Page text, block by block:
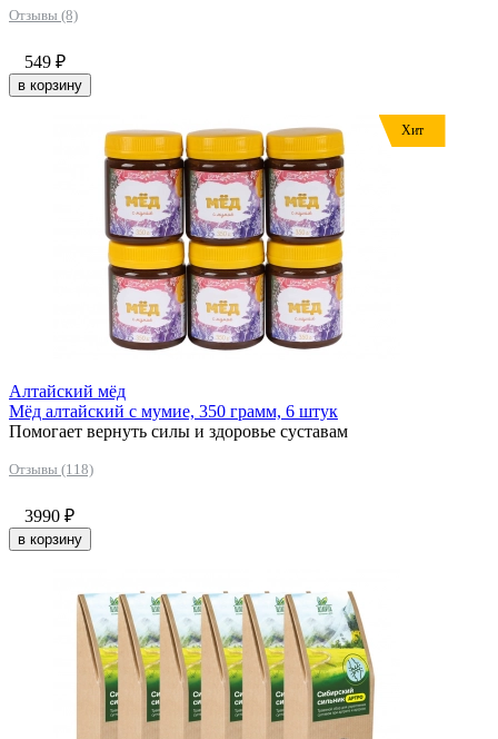
Отзывы (8)
549 ₽
в корзину
Хит
Алтайский мёд
Мёд алтайский с мумие, 350 грамм, 6 штук
Помогает вернуть силы и здоровье суставам
Отзывы (118)
3990 ₽
в корзину